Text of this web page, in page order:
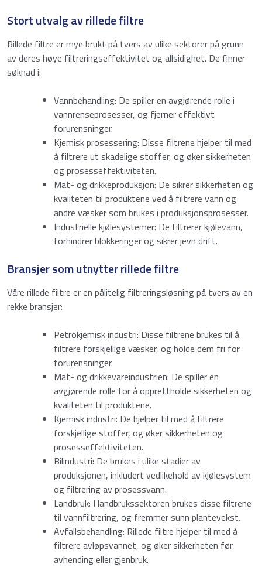
Bericht
Samtykke*
Jeg godtar personvernreglene.*
Anti spam*
Send inn
Navn
E-
post
Angi et tall fra13til15.
nedlasting
Stort utvalg av rillede filtre
Rillede filtre er mye brukt på tvers av ulike sektorer på grunn
av deres høye filtreringseffektivitet og allsidighet. De finner
søknad i:
Vannbehandling: De spiller en avgjørende rolle i
vannrenseprosesser, og fjerner effektivt
forurensninger.
Kjemisk prosessering: Disse filtrene hjelper til med
å filtrere ut skadelige stoffer, og øker sikkerheten
og prosesseffektiviteten.
Mat- og drikkeproduksjon: De sikrer sikkerheten og
kvaliteten til produktene ved å filtrere vann og
andre væsker som brukes i produksjonsprosesser.
Industrielle kjølesystemer: De filtrerer kjølevann,
forhindrer blokkeringer og sikrer jevn drift.
Bransjer som utnytter rillede filtre
Våre rillede filtre er en pålitelig filtreringsløsning på tvers av en
rekke bransjer:
Petrokjemisk industri: Disse filtrene brukes til å
filtrere forskjellige væsker, og holde dem fri for
forurensninger.
Mat- og drikkevareindustrien: De spiller en
avgjørende rolle for å opprettholde sikkerheten og
kvaliteten til produktene.
Kjemisk industri: De hjelper til med å filtrere
forskjellige stoffer, og øker sikkerheten og
prosesseffektiviteten.
Bilindustri: De brukes i ulike stadier av
produksjonen, inkludert vedlikehold av kjølesystem
og filtrering av prosessvann.
Landbruk: I landbrukssektoren brukes disse filtrene
til vannfiltrering, og fremmer sunn plantevekst.
Avfallsbehandling: Rillede filtre hjelper til med å
filtrere avløpsvannet, og øker sikkerheten før
avhending eller gjenbruk.